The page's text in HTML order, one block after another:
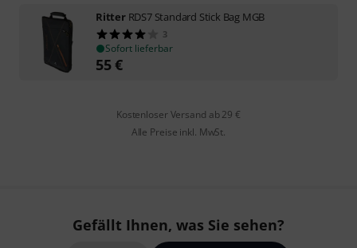
Ritter RDS7 Standard Stick Bag MGB
3
Sofort lieferbar
55€
Kostenloser Versand ab 29 €
Alle Preise inkl. MwSt.
Gefällt Ihnen, was Sie sehen?